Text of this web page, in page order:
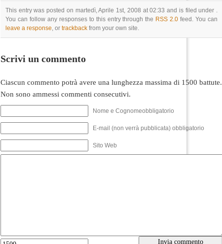
This entry was posted on martedì, Aprile 1st, 2008 at 02:33 and is filed under .
You can follow any responses to this entry through the RSS 2.0 feed. You can
leave a response , or trackback from your own site.
Scrivi un commento
Ciascun commento potrà avere una lunghezza massima di 1500 battute.
Non sono ammessi commenti consecutivi.
Nome e Cognomeobbligatorio
E-mail (non verrà pubblicata) obbligatorio
Sito Web